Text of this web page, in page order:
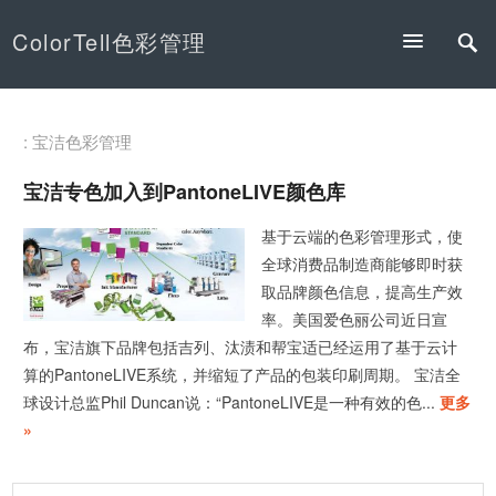
ColorTell色彩管理
: 宝洁色彩管理
宝洁专色加入到PantoneLIVE颜色库
基于云端的色彩管理形式，使
全球消费品制造商能够即时获
取品牌颜色信息，提高生产效
率。美国爱色丽公司近日宣
布，宝洁旗下品牌包括吉列、汰渍和帮宝适已经运用了基于云计
算的PantoneLIVE系统，并缩短了产品的包装印刷周期。 宝洁全
球设计总监Phil Duncan说：“PantoneLIVE是一种有效的色...更多
»